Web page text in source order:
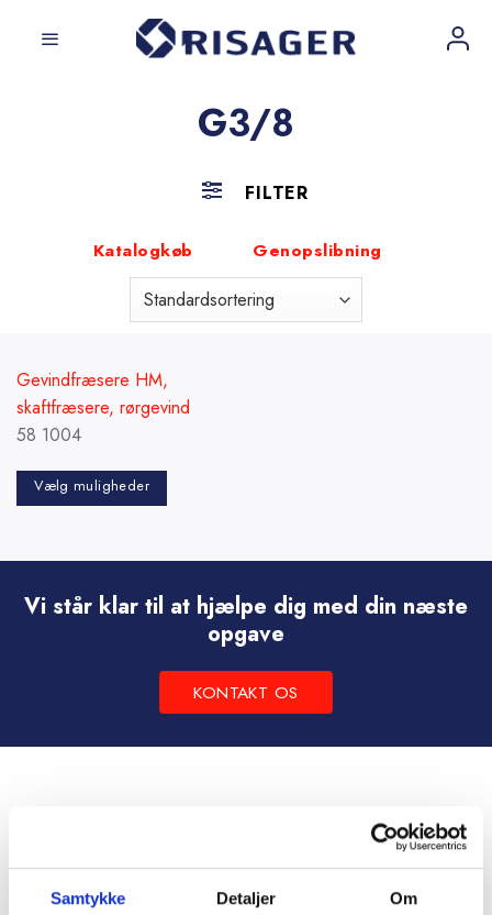
Samtykke Detaljer Om
G3/8
FILTER
Katalogkøb Genopslibning
Gevindfræsere HM,
skaftfræsere, rørgevind
58 1004
Vælg muligheder
flere
Vi står klar til at hjælpe dig med din næste
opgave
KONTAKT OS